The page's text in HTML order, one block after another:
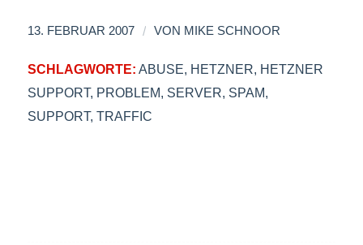
13. FEBRUAR 2007 / VON MIKE SCHNOOR
SCHLAGWORTE: ABUSE, HETZNER, HETZNER
SUPPORT, PROBLEM, SERVER, SPAM,
SUPPORT, TRAFFIC